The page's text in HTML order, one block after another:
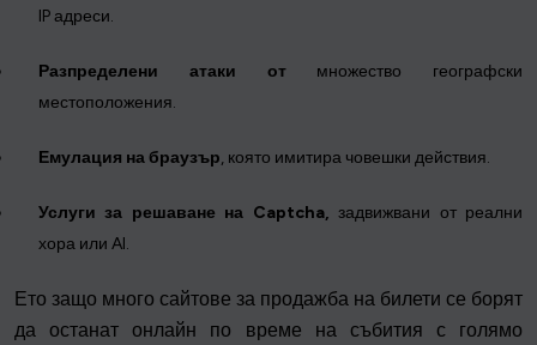
IP адреси.
Разпределени атаки отмножество географски
местоположения.
Емулация на браузър, която имитира човешки действия.
Услуги за решаване на Captcha, задвижвани от реални
хора или AI.
Ето защо много сайтове за продажба на билети се борят
да останат онлайн по време на събития с голямо